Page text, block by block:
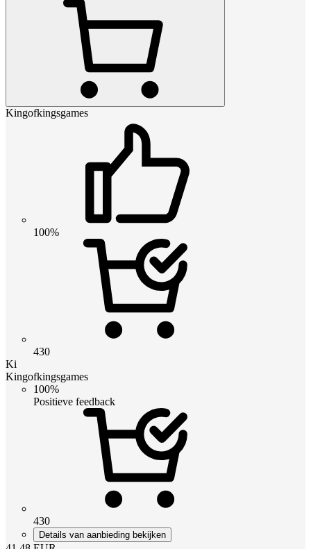
Kingofkingsgames
100%
430
Ki
Kingofkingsgames
100%
Positieve feedback
430
Details van aanbieding bekijken